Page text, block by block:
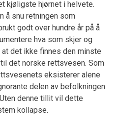
kjøligste hjørnet i helvete.
å snu retningen som
godt over hundre år på å
hva som skjer og
det ikke finnes den minste
det norske rettsvesen. Som
eksisterer alene
delen av befolkningen
denne tillit vil dette
kollapse.